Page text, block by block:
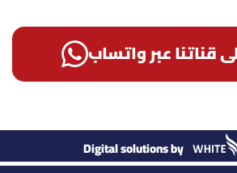
قناتنا عبر واتساب
Digital solutions by